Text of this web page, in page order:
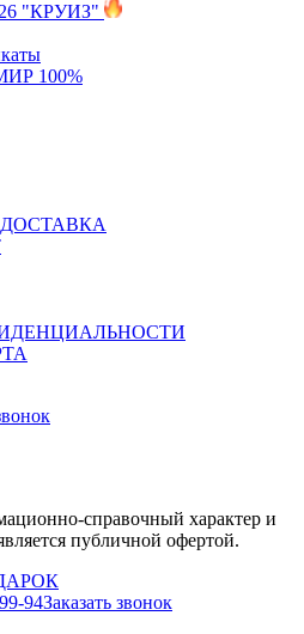
"КРУИЗ"
100%
справочный характер и
публичной офертой.
94Заказать звонок